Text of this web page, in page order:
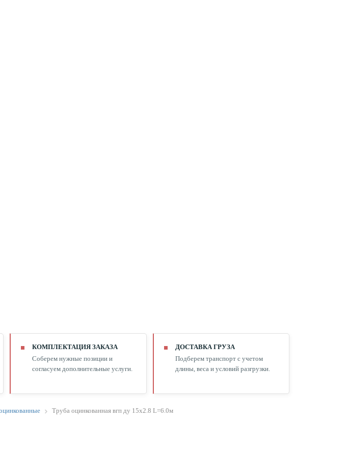
КОМПЛЕКТАЦИЯ ЗАКАЗА
Соберем нужные позиции и
согласуем дополнительные услуги.
ДОСТАВКА ГРУЗА
Подберем транспорт с учетом
длины, веса и условий разгрузки.
Труба оцинкованная вгп ду 15х2.8 L=6.0м